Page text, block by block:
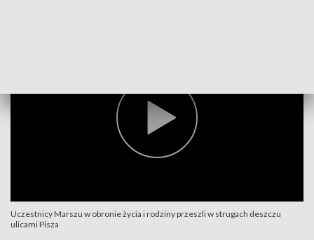
Uczestnicy Marszu w obronie życia i rodziny przeszli w strugach deszczu
ulicami Pisza